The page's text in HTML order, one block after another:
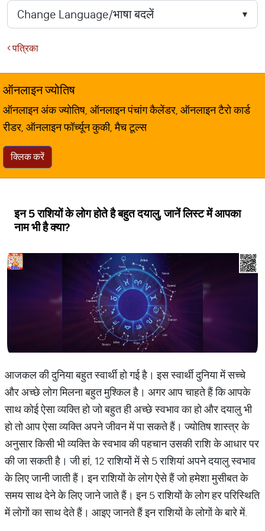
पत्रिका
ऑनलाइन ज्योतिष
ऑनलाइन अंक ज्योतिष, ऑनलाइन पंचांग कैलेंडर, ऑनलाइन टैरो कार्ड
रीडर, ऑनलाइन फॉर्च्यून कुकी, मैच टूल्स
क्लिक करें
इन 5 राशियों के लोग होते है बहुत दयालु, जानें लिस्ट में आपका
नाम भी है क्या?
आजकल की दुनिया बहुत स्वार्थी हो गई है। इस स्वार्थी दुनिया में सच्चे
और अच्छे लोग मिलना बहुत मुश्किल है। अगर आप चाहते हैं कि आपके
साथ कोई ऐसा व्यक्ति हो जो बहुत ही अच्छे स्वभाव का हो और दयालु भी
हो तो आप ऐसा व्यक्ति अपने जीवन में पा सकते हैं। ज्योतिष शास्त्र के
अनुसार किसी भी व्यक्ति के स्वभाव की पहचान उसकी राशि के आधार पर
की जा सकती है। जी हां, 12 राशियों में से 5 राशियां अपने दयालु स्वभाव
के लिए जानी जाती हैं। इन राशियों के लोग ऐसे हैं जो हमेशा मुसीबत के
समय साथ देने के लिए जाने जाते हैं। इन 5 राशियों के लोग हर परिस्थिति
में लोगों का साथ देते हैं। आइए जानते हैं इन राशियों के लोगों के बारे में.